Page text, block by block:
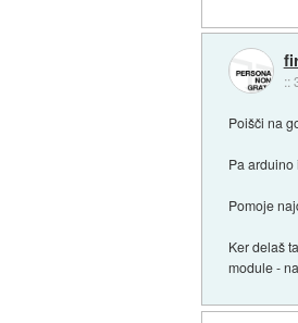
::
Poišči na
Pa arduino
Pomoje
Ker delaš
module -